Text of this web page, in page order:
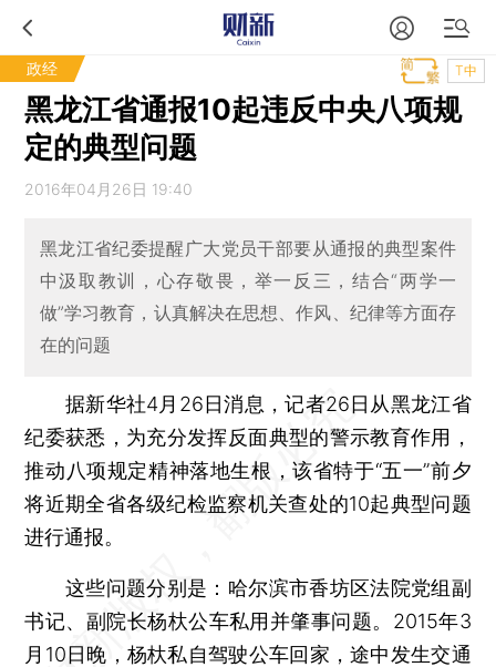
政经 T中
黑龙江省通报10起违反中央八项规
定的典型问题
2016年04月26日 19:40
黑龙江省纪委提醒广大党员干部要从通报的典型案件
中汲取教训，心存敬畏，举一反三，结合“两学一
做”学习教育，认真解决在思想、作风、纪律等方面存
在的问题
据新华社4月26日消息，记者26日从黑龙江省
纪委获悉，为充分发挥反面典型的警示教育作用，
推动八项规定精神落地生根，该省特于“五一”前夕
将近期全省各级纪检监察机关查处的10起典型问题
进行通报。
这些问题分别是：哈尔滨市香坊区法院党组副
书记、副院长杨杕公车私用并肇事问题。2015年3
月10日晚，杨杕私自驾驶公车回家，途中发生交通